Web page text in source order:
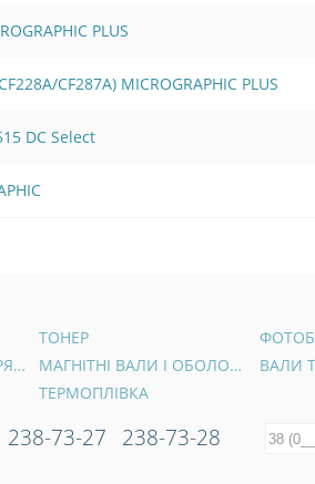
PLUS
CF287A) MICROGRAPHIC PLUS
DC Select
ТОНЕР
ВАЛИ ПЕРВИННОГО ЗАРЯДУ
МАГНІТНІ ВАЛИ І ОБОЛОНКИ
ВАЛИ
ТЕРМОПЛІВКА
238-73-27 238-73-28